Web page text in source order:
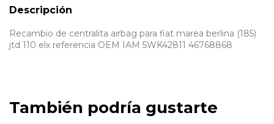
Descripción
Recambio de centralita airbag para fiat marea berlina (185)
jtd 110 elx referencia OEM IAM 5WK42811 46768868
También podría gustarte